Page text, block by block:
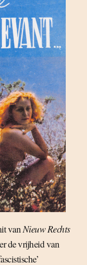
vanNieuw Rechts
de vrijheid van